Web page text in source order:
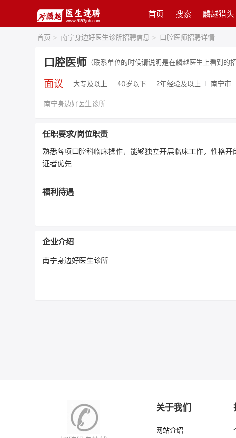
首页 搜索 麟越猎头
首页 > 南宁身边好医生诊所招聘信息 > 口腔医师招聘详情
口腔医师 （联系单位的时候请说明是在麟越医生上看到的招
面议 大专及以上 40岁以下 2年经验及以上 南宁市
南宁身边好医生诊所
任职要求/岗位职责
熟悉各项口腔科临床操作，能够独立开展临床工作，性格
证者优先
福利待遇
企业介绍
南宁身边好医生诊所
关于我们
网站介绍